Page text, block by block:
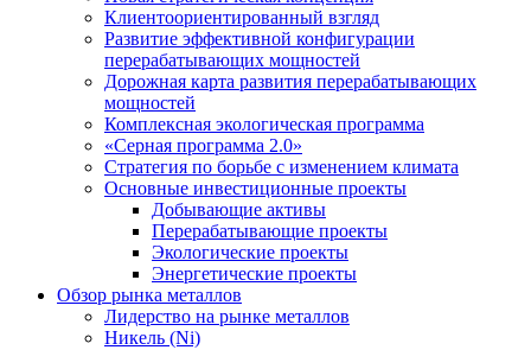
Клиентоориентированный взгляд
Развитие эффективной конфигурации
перерабатывающих мощностей
Дорожная карта развития перерабатывающих
мощностей
Комплексная экологическая программа
«Серная программа 2.0»
Стратегия по борьбе с изменением климата
Основные инвестиционные проекты
Добывающие активы
Перерабатывающие проекты
Экологические проекты
Энергетические проекты
Обзор рынка металлов
Лидерство на рынке металлов
Никель (Ni)